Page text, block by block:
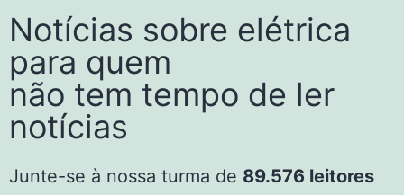
Notícias sobre elétrica
para quem
não tem tempo de ler
notícias
Junte-se à nossa turma de 89.576 leitores